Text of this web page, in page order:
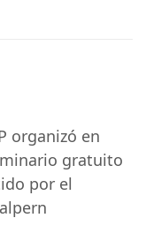
organizó en
gratuito
por el